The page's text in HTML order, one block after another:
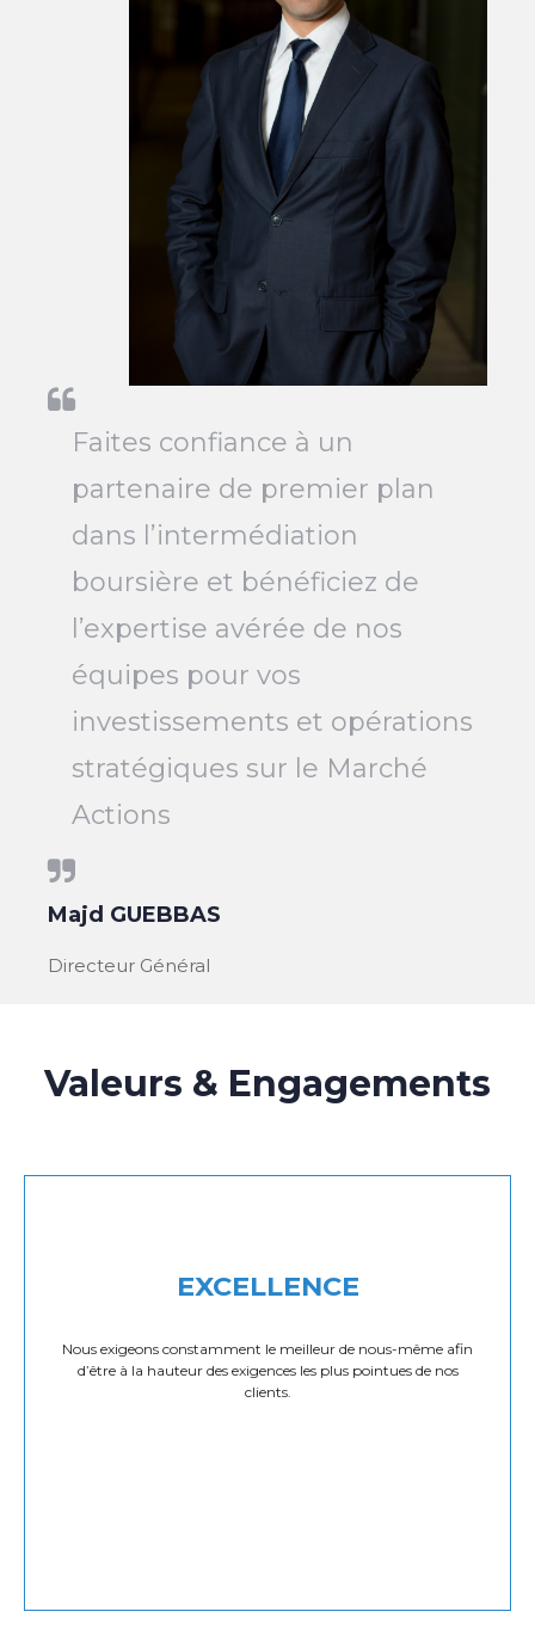
Faites confiance à un
partenaire de premier plan
dans l’intermédiation
boursière et bénéficiez de
l’expertise avérée de nos
équipes pour vos
investissements et opérations
stratégiques sur le Marché
Actions
Majd GUEBBAS
Directeur Général
Valeurs & Engagements
EXCELLENCE
Nous exigeons constamment le meilleur de nous-même afin
d’être à la hauteur des exigences les plus pointues de nos
clients.